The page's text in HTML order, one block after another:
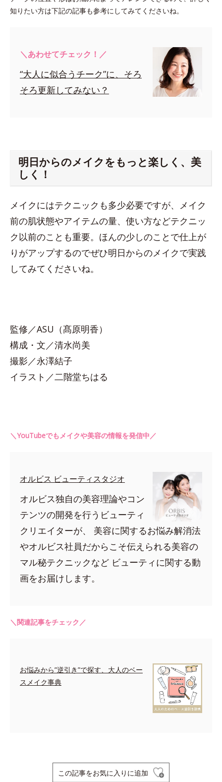
知りたい方は下記の記事も参考にしてみてくださいね。
＼あわせてチェック！／
“大人に似合うチーク”に、そろ
そろ更新してみない？
明日からのメイクをもっと楽しく、美
しく！
メイクにはテクニックも多少必要ですが、メイク
前の肌状態やアイテムの量、使い方などテクニッ
ク以前のことも重要。ほんの少しのことで仕上が
りがアップするのでぜひ明日からのメイクで実践
してみてくださいね。
監修／ASU（髙原明香）
構成・文／清水尚美
撮影／永澤結子
イラスト／二階堂ちはる
＼YouTubeでもメイクや美容の情報を発信中／
オルビス ビューティスタジオ
オルビス独自の美容理論やコン
テンツの開発を行うビューティ
クリエイターが、 美容に関するお悩み解消法
やオルビス社員だからこそ伝えられる美容の
マル秘テクニックなど ビューティに関する動
画をお届けします。
＼関連記事をチェック／
お悩みから”逆引き”で探す、大人のベー
スメイク事典
この記事をお気に入りに追加